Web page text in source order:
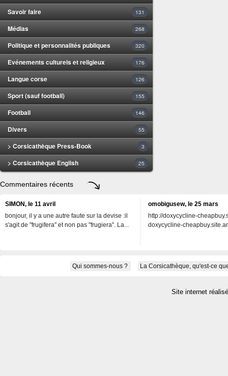
Savoir faire 131
Médias 268
Politique et personnalités publiques 320
Evénements culturels et religieux 176
Langue corse 126
Sport (sauf football) 155
Football 146
Divers 55
> Corsicathèque Press-Book 3
> Corsicathèque English 25
Commentaires récents
SIMON, le 11 avril
bonjour, il y a une autre faute sur la devise :il
s'agit de "frugifera" et non pas "frugiera". La...
omobigusew, le 25 mars
http://doxycycline-
doxycycline-
Qui sommes-nous ? La Corsicathèque, qu'est-ce
Site internet